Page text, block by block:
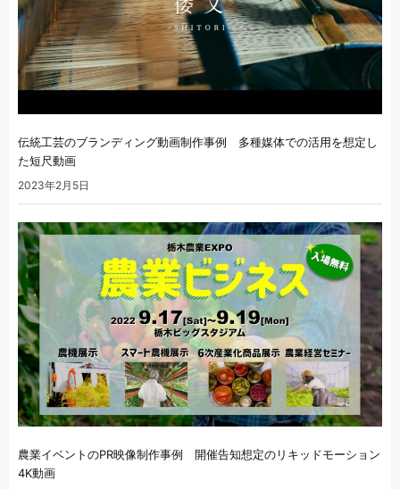
伝統工芸のブランディング動画制作事例 多種媒体での活用を想定し
た短尺動画
2023年2月5日
農業イベントのPR映像制作事例 開催告知想定のリキッドモーション
4K動画